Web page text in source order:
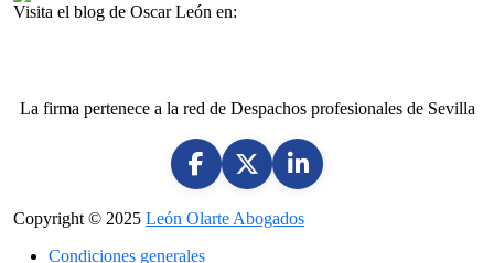
Visita el blog de Oscar León en:
La firma pertenece a la red de Despachos profesionales de Sevilla
Copyright © 2025 León Olarte Abogados
Condiciones generales